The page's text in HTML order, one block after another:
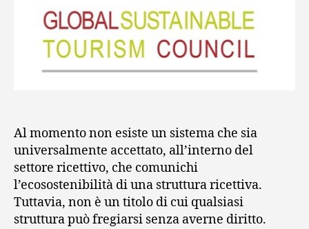
Al momento non esiste un sistema che sia
universalmente accettato, all’interno del
settore ricettivo, che comunichi
l’ecosostenibilità di una struttura ricettiva.
Tuttavia, non è un titolo di cui qualsiasi
struttura può fregiarsi senza averne diritto.